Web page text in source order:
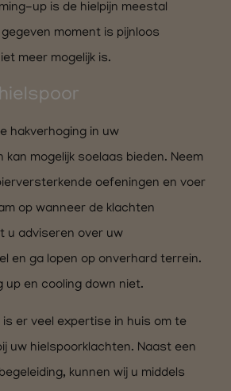
up is de hielpijn meestal
moment is pijnloos
meer mogelijk is.
hakverhoging in uw
mogelijk soelaas bieden. Neem
oefeningen en voer
op wanneer de klachten
u adviseren over uw
en ga lopen op onverhard terrein.
up en cooling down niet.
is er veel expertise in huis om te
uw hielspoorklachten. Naast een
kunnen wij u middels